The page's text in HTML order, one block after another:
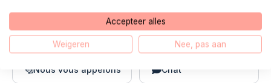
Appel 085 - 1304 575
Nous vous appelons Chat
Accepteer alles
Weigeren Nee, pas aan